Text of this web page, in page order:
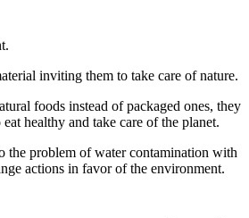
inviting them to take care of nature.
foods instead of packaged ones, they
healthy and take care of the planet.
the problem of water contamination with
actions in favor of the environment.